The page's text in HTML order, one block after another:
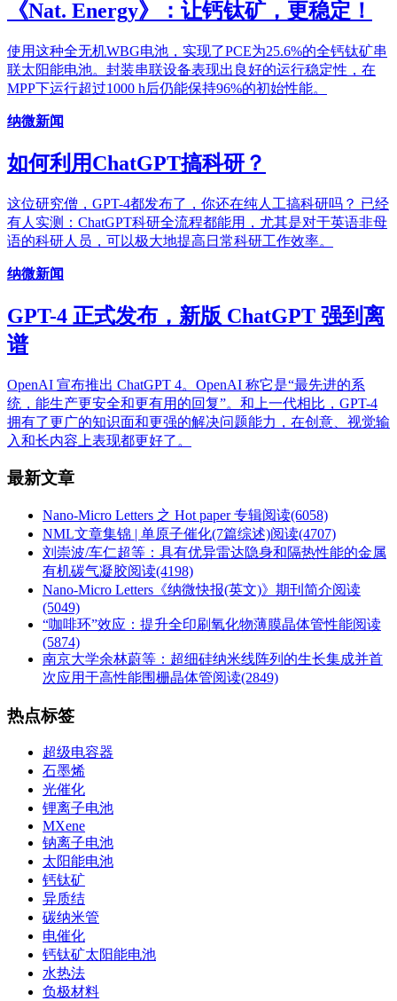
《Nat. Energy》：让钙钛矿，更稳定！
使用这种全无机WBG电池，实现了PCE为25.6%的全钙钛矿串
联太阳能电池。封装串联设备表现出良好的运行稳定性，在
MPP下运行超过1000 h后仍能保持96%的初始性能。
纳微新闻
如何利用ChatGPT搞科研？
这位研究僧，GPT-4都发布了，你还在纯人工搞科研吗？ 已经
有人实测：ChatGPT科研全流程都能用，尤其是对于英语非母
语的科研人员，可以极大地提高日常科研工作效率。
纳微新闻
GPT-4 正式发布，新版 ChatGPT 强到离
谱
OpenAI 宣布推出 ChatGPT 4。OpenAI 称它是“最先进的系
统，能生产更安全和更有用的回复”。和上一代相比，GPT-4
拥有了更广的知识面和更强的解决问题能力，在创意、视觉输
入和长内容上表现都更好了。
最新文章
Nano-Micro Letters 之 Hot paper 专辑阅读(6058)
NML文章集锦 | 单原子催化(7篇综述)阅读(4707)
刘崇波/车仁超等：具有优异雷达隐身和隔热性能的金属
有机碳气凝胶阅读(4198)
Nano-Micro Letters《纳微快报(英文)》期刊简介阅读
(5049)
“咖啡环”效应：提升全印刷氧化物薄膜晶体管性能阅读
(5874)
南京大学余林蔚等：超细硅纳米线阵列的生长集成并首
次应用于高性能围栅晶体管阅读(2849)
热点标签
超级电容器
石墨烯
光催化
锂离子电池
MXene
钠离子电池
太阳能电池
钙钛矿
异质结
碳纳米管
电催化
钙钛矿太阳能电池
水热法
负极材料